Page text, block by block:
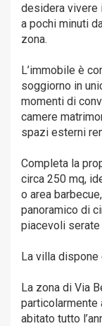
desidera vivere
a pochi minuti
zona.
L’immobile è
soggiorno in
momenti di
camere
spazi esterni
Completa la
circa 250 mq,
o area
panoramico di
piacevoli serate
La villa dispone
La zona di Via
particolarmente
abitato tutto